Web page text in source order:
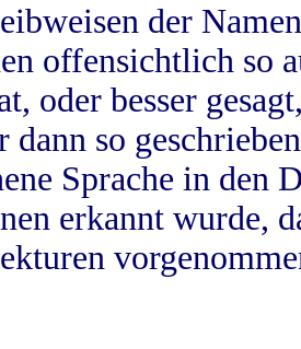
der
offensichtlich so
oder besser
dann so
Sprache in
erkannt wurde,